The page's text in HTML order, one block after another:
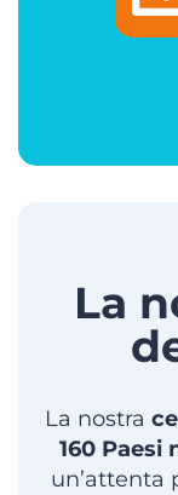
La
La nostra
160 Paesi
un’attenta